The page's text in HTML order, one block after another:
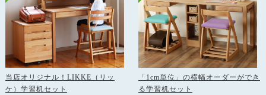
当店オリジナル！LIKKE（リッ
ケ）学習机セット
「1cm単位」の横幅オーダーができ
る学習机セット